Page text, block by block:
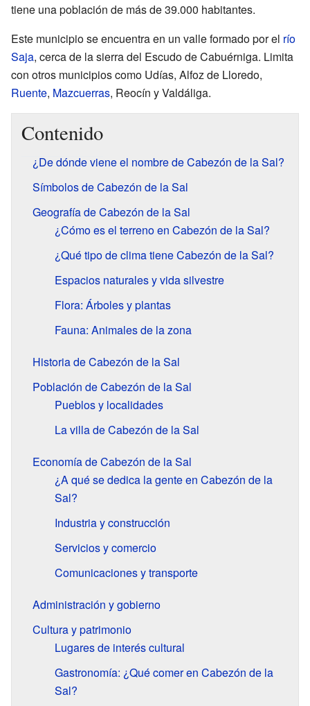
tiene una población de más de 39.000 habitantes.
Este municipio se encuentra en un valle formado por el río
Saja, cerca de la sierra del Escudo de Cabuérniga. Limita
con otros municipios como Udías, Alfoz de Lloredo,
Ruente, Mazcuerras, Reocín y Valdáliga.
Contenido
¿De dónde viene el nombre de Cabezón de la Sal?
Símbolos de Cabezón de la Sal
Geografía de Cabezón de la Sal
¿Cómo es el terreno en Cabezón de la Sal?
¿Qué tipo de clima tiene Cabezón de la Sal?
Espacios naturales y vida silvestre
Flora: Árboles y plantas
Fauna: Animales de la zona
Historia de Cabezón de la Sal
Población de Cabezón de la Sal
Pueblos y localidades
La villa de Cabezón de la Sal
Economía de Cabezón de la Sal
¿A qué se dedica la gente en Cabezón de la
Sal?
Industria y construcción
Servicios y comercio
Comunicaciones y transporte
Administración y gobierno
Cultura y patrimonio
Lugares de interés cultural
Gastronomía: ¿Qué comer en Cabezón de la
Sal?